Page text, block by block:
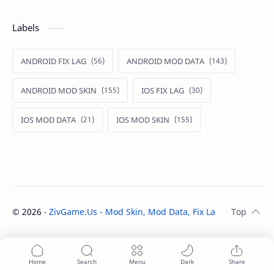
Labels
ANDROID FIX LAG ANDROID MOD DATA
ANDROID MOD SKIN IOS FIX LAG
IOS MOD DATA IOS MOD SKIN
© 2026 ‧ ZivGame.Us - Mod Skin, Mod Data, Fix Lag Android